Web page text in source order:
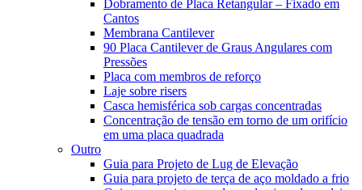
Dobramento de Placa Retangular – Fixado em
Cantos
Membrana Cantilever
90 Placa Cantilever de Graus Angulares com
Pressões
Placa com membros de reforço
Laje sobre risers
Casca hemisférica sob cargas concentradas
Concentração de tensão em torno de um orifício
em uma placa quadrada
Outro
Guia para Projeto de Lug de Elevação
Guia para projeto de terça de aço moldado a frio